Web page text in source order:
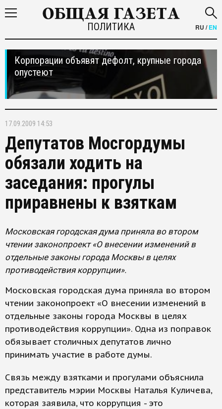
ПОЛИТИКА RU /EN
Корпорации объявят дефолт, крупные города
опустеют
17.09.2009 14:53
Депутатов Мосгордумы
обязали ходить на
заседания: прогулы
приравнены к взяткам
Московская городская дума приняла во втором
чтении законопроект «О внесении изменений в
отдельные законы города Москвы в целях
противодействия коррупции».
Московская городская дума приняла во втором
чтении законопроект «О внесении изменений в
отдельные законы города Москвы в целях
противодействия коррупции». Одна из поправок
обязывает столичных депутатов лично
принимать участие в работе думы.
Связь между взятками и прогулами объяснила
представитель мэрии Москвы Наталья Куличева,
которая заявила, что коррупция - это